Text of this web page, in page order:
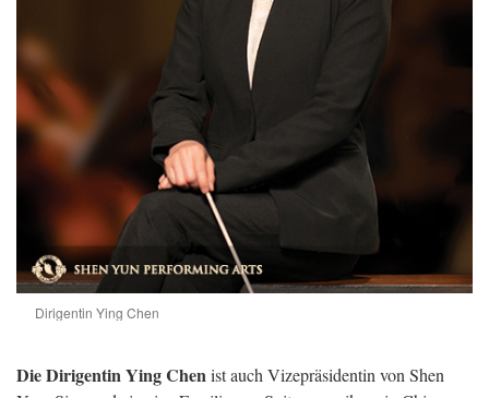
Dirigentin Ying Chen
Die Dirigentin Ying Chenist auch Vizepräsidentin von Shen